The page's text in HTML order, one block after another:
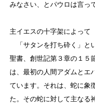
みなさい、とパウロは言っ
主イエスの十字架によって
「サタンを打ち砕く」と
聖書、創世記第３章の１５
は、最初の人間アダムとエ
ています。それは、蛇に象
た。その蛇に対して主なる